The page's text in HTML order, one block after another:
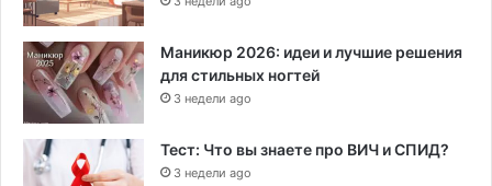
Маникюр 2026: идеи и лучшие решения
для стильных ногтей
3 недели ago
Тест: Что вы знаете про ВИЧ и СПИД?
3 недели ago